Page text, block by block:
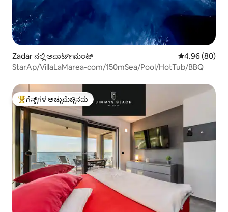
Zadar ನಲ್ಲಿ ಅಪಾರ್ಟ್‌ಮಂಟ್ 5 ರಲ್ಲಿ 4.96
4.96 (80)
StarAp/VillaLaMarea-com/150mSea/Pool/HotTub/BBQ
ಗೆಸ್ಟ್‌ಗಳಿಗೆ ಅತಿ ಹೆಚ್ಚು ಅಚ್ಚುಮೆಚ್ಚಿನದು
ಗೆಸ್ಟ್‌ಗಳ ಅಚ್ಚುಮೆಚ್ಚಿನದು